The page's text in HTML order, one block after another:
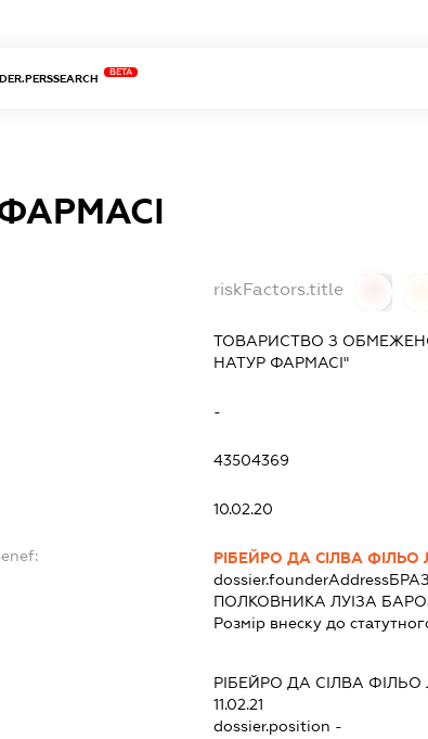
BETA
riskFactors.title
ТОВАРИСТВО З
НАТУР ФАРМАСІ"
-
43504369
10.02.20
РІБЕЙРО ДА СІЛВА ФІЛЬО
dossier.founderAddress
ПОЛКОВНИКА ЛУІЗА
Розмір внеску до
РІБЕЙРО ДА СІЛВА ФІЛЬО
11.02.21
dossier.position -